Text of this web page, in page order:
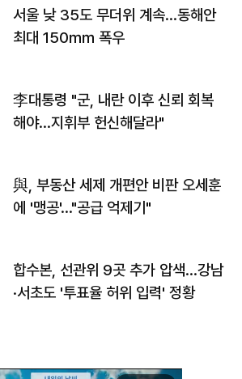
서울 낮 35도 무더위 계속…동해안
최대 150㎜ 폭우
李대통령 "군, 내란 이후 신뢰 회복
해야…지휘부 헌신해달라"
與, 부동산 세제 개편안 비판 오세훈
에 '맹공'…"공급 억제기"
합수본, 선관위 9곳 추가 압색…강남
·서초도 '투표율 허위 입력' 정황